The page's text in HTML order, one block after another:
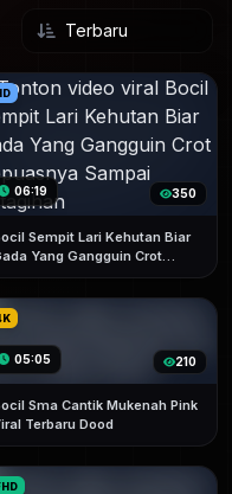
06:19 350
Sempit Lari Kehutan Biar
Yang Gangguin Crot
Sepuasnya Sampai Ketagihan
05:05 210
Sma Cantik Mukenah Pink
Terbaru Dood